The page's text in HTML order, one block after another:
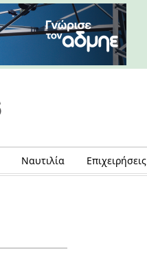
Ναυτιλία Επιχειρήσεις